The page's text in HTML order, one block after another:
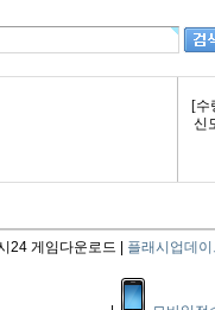
24 게임다운로드 | 플래시업데이